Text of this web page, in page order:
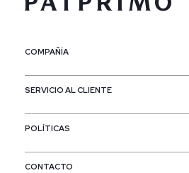
COMPAÑÍA
SERVICIO AL CLIENTE
POLÍTICAS
CONTACTO